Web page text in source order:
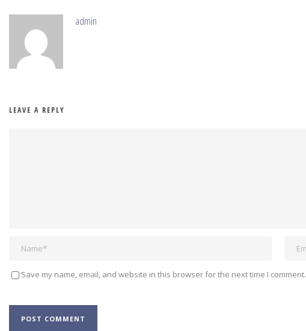
admin
LEAVE A REPLY
Save my name, email, and website in this browser for the next time I comment.